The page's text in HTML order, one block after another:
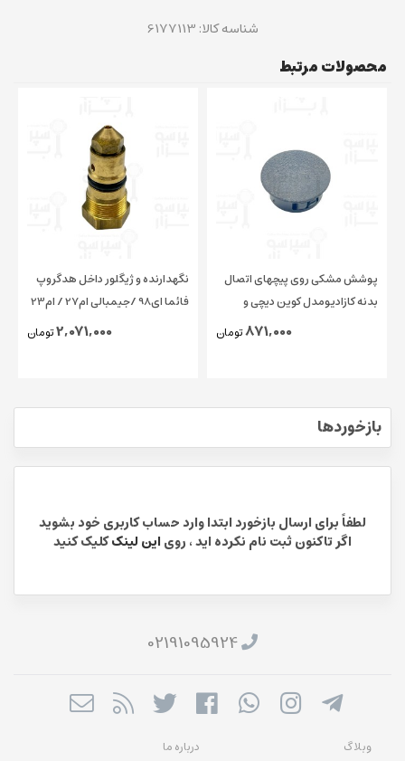
شناسه کالا: 6177113
محصولات مرتبط
پوشش مشکی روی پیچهای اتصال
بدنه کازادیومدل کوین دیچی و
چیمبالی و فائما قطر ۱۵ میلیمتر
871,000تومان
نگهدارنده و ژیگلور داخل هدگروپ
فائما ای98 /جیمبالی ام27 / ام23
2,071,000تومان
بازخوردها
لطفاً برای ارسال بازخورد ابتدا وارد حساب کاربری خود بشوید
اگر تاکنون ثبت نام نکرده اید ، روی این لینککلیک کنید
02191095924
وبلاگ درباره ما